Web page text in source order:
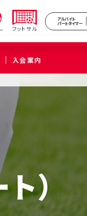
武蔵境
フットサル
アルバイト
パートタイマー
入会案内
）